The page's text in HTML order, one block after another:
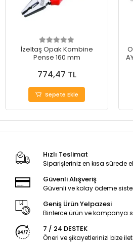
İzeltaş Opak Kombine
Pense 160 mm
774,47 TL
Sepete Ekle
Hızlı Teslimat
Siparişleriniz en kısa sürede
Güvenli Alışveriş
Güvenli ve kolay ödeme
Geniş Ürün Yelpazesi
Binlerce ürün ve kampanya
7 / 24 DESTEK
Öneri ve şikayetlerinizi bize